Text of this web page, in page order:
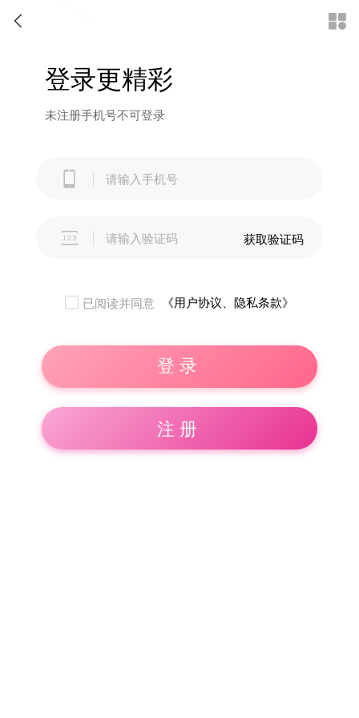

登录更精彩
未注册手机号不可登录
 获取验证码
已阅读并同意 《用户协议、隐私条款》
登录
注册
